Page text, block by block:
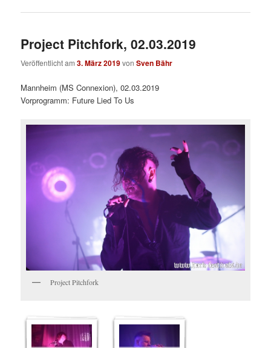
Project Pitchfork, 02.03.2019
Veröffentlicht am3. März 2019vonSven Bähr
Mannheim (MS Connexion), 02.03.2019
Vorprogramm: Future Lied To Us
Project Pitchfork